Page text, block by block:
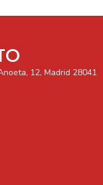
12, Madrid 28041